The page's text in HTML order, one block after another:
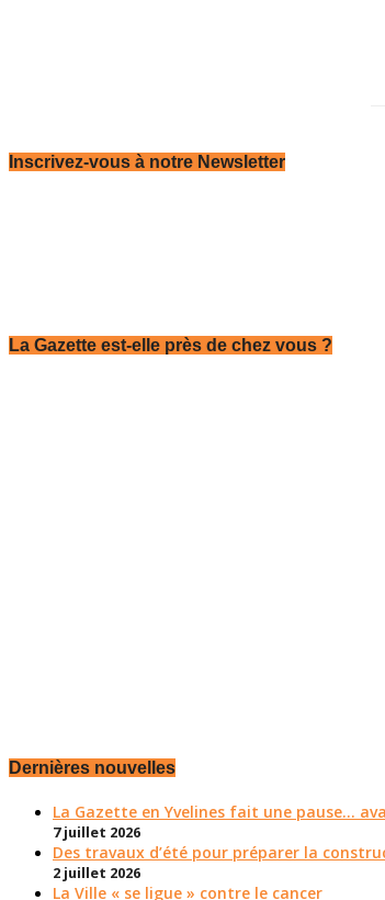
Inscrivez-vous à notre Newsletter
La Gazette est-elle près de chez vous ?
Dernières nouvelles
La Gazette en Yvelines fait une pause...
7 juillet 2026
Des travaux d’été pour préparer la
2 juillet 2026
La Ville « se ligue » contre le cancer